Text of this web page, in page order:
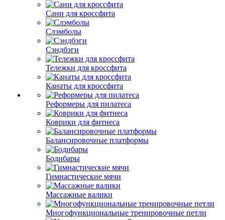
Сани для кроссфита
Слэмболы
Сэндбэги
Тележки для кроссфита
Канаты для кроссфита
Реформеры для пилатеса
Коврики для фитнеса
Балансировочные платформы
Бодибары
Гимнастические мячи
Массажные валики
Многофункциональные тренировочные петли